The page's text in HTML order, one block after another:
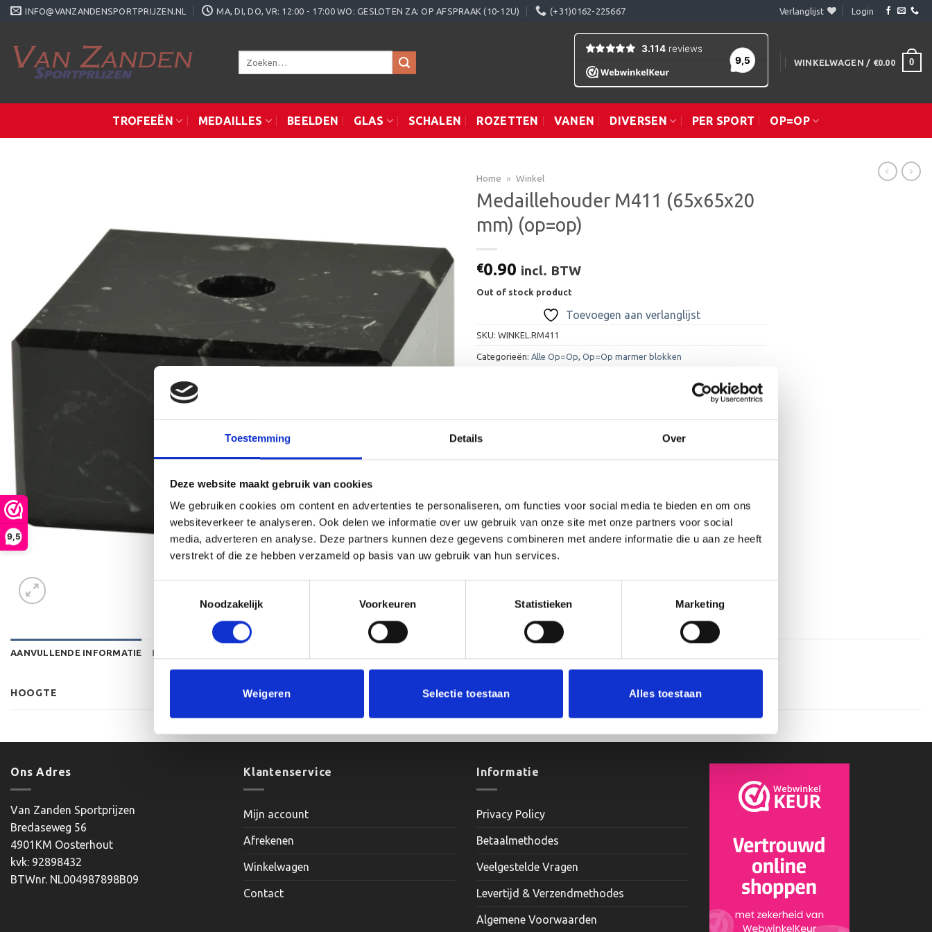
Toestemming Details Over
Deze website maakt gebruik van cookies
We gebruiken cookies om content en advertenties te personaliseren, om functies voor social media te bieden en om ons
websiteverkeer te analyseren. Ook delen we informatie over uw gebruik van onze site met onze partners voor social
media, adverteren en analyse. Deze partners kunnen deze gegevens combineren met andere informatie die u aan ze heeft
verstrekt of die ze hebben verzameld op basis van uw gebruik van hun services.
Noodzakelijk
Voorkeuren Statistieken Marketing
Weigeren Selectie toestaan Alles toestaan
9,5
Ga
INFO@VANZANDENSPORTPRIJZEN.NL MA, DI, DO, VR: 12:00 - 17:00 WO: GESLOTEN ZA: OP AFSPRAAK (10-12U) (+31)0162-225667 Verlanglijst Login
Zoeken
WINKELWAGEN / €0.00 0
TROFEEËN MEDAILLES BEELDEN GLAS SCHALEN ROZETTEN VANEN DIVERSEN PER SPORT OP=OP
aan
Home » Winkel
Medaillehouder M411 (65x65x20
mm) (op=op)
€0.90 incl. BTW
Out of stock product
Toevoegen aan verlanglijst
SKU: WINKEL.RM411
Categorieën: Alle Op=Op Op=Op marmer blokken
AANVULLENDE INFORMATIE BEOORDELINGEN (0)
HOOGTE 65x65x20 cm
Ons Adres
Van Zanden Sportprijzen
Bredaseweg 56
4901KM Oosterhout
kvk: 92898432
BTWnr. NL004987898B09
Klantenservice
Mijn account
Afrekenen
Winkelwagen
Contact
Informatie
Privacy Policy
Betaalmethodes
Veelgestelde Vragen
Levertijd & Verzendmethodes
Algemene Voorwaarden